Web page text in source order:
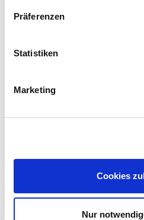
Präferenzen
Statistiken
Marketing
Cookies
Nur
Sprechen Sie uns an!